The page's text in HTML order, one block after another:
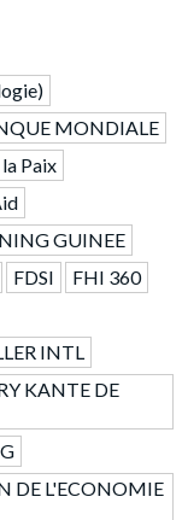
MONDIALE
Paix
GUINEE
FDSI
FHI 360
INTL
KANTE DE
DE L'ECONOMIE